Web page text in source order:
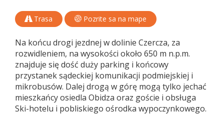
Trasa Pozrite sa na mape
Na końcu drogi jezdnej w dolinie Czercza, za
rozwidleniem, na wysokości około 650 m n.p.m.
znajduje się dość duży parking i końcowy
przystanek sądeckiej komunikacji podmiejskiej i
mikrobusów. Dalej drogą w górę mogą tylko jechać
mieszkańcy osiedla Obidza oraz goście i obsługa
Ski-hotelu i pobliskiego ośrodka wypoczynkowego.